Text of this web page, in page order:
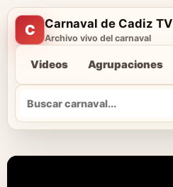
C Carnaval de Cadiz TV
Archivo vivo del carnaval
Videos Agrupaciones
Buscar